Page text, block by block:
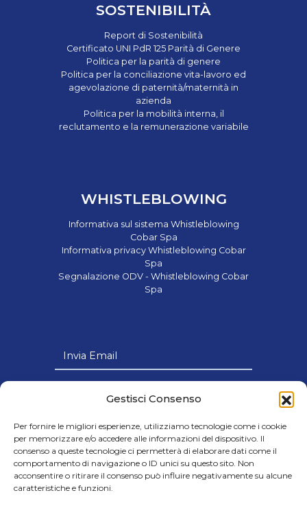
Gestisci Consenso
Per fornire le migliori esperienze, utilizziamo tecnologie come i cookie
per memorizzare e/o accedere alle informazioni del dispositivo. Il
consenso a queste tecnologie ci permetterà di elaborare dati come il
comportamento di navigazione o ID unici su questo sito. Non
acconsentire o ritirare il consenso può influire negativamente su alcune
caratteristiche e funzioni.
SOSTENIBILITÀ
Report di Sostenibilità
Certificato UNI PdR 125 Parità di Genere
Politica per la parità di genere
Politica per la conciliazione vita-lavoro ed
agevolazione di paternità/maternità in
azienda
Politica per la mobilità interna, il
reclutamento e la remunerazione variabile
WHISTLEBLOWING
Informativa sul sistema Whistleblowing
Cobar Spa
Informativa privacy Whistleblowing Cobar
Spa
Segnalazione ODV - Whistleblowing Cobar
Spa
Invia Email
Link Utili
© 2024 Cobar s.p.a - Società con Socio
Unico soggetta all’attività di Direzione e